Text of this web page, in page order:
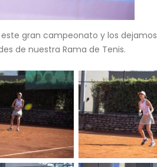
gran campeonato y los dejamos
de nuestra Rama de Tenis.